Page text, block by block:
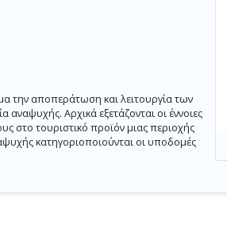
την αποπεράτωση και λειτουργία των
Αρχικά εξετάζονται οι έννοιες
στο τουριστικό προϊόν μιας περιοχής
κατηγοριοποιούνται οι υποδομές